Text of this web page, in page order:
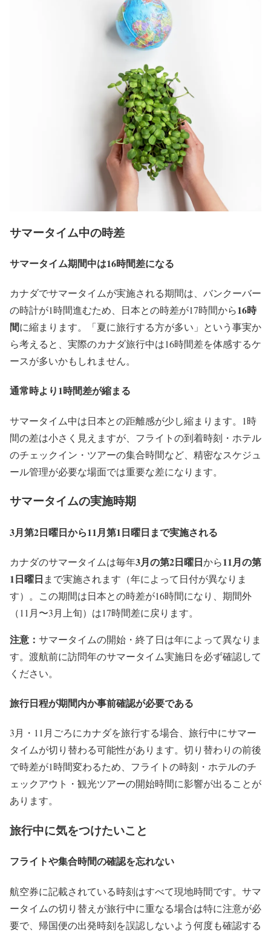
サマータイム中の時差
サマータイム期間中は16時間差になる
カナダでサマータイムが実施される期間は、バンクーバー
の時計が1時間進むため、日本との時差が17時間から16時
間に縮まります。「夏に旅行する方が多い」という事実か
ら考えると、実際のカナダ旅行中は16時間差を体感するケ
ースが多いかもしれません。
通常時より1時間差が縮まる
サマータイム中は日本との距離感が少し縮まります。1時
間の差は小さく見えますが、フライトの到着時刻・ホテル
のチェックイン・ツアーの集合時間など、精密なスケジュ
ール管理が必要な場面では重要な差になります。
サマータイムの実施時期
3月第2日曜日から11月第1日曜日まで実施される
カナダのサマータイムは毎年3月の第2日曜日から11月の第
1日曜日 まで実施されます（年によって日付が異なりま
す）。この期間は日本との時差が16時間になり、期間外
（11月〜3月上旬）は17時間差に戻ります。
注意： サマータイムの開始・終了日は年によって異なりま
す。渡航前に訪問年のサマータイム実施日を必ず確認して
ください。
旅行日程が期間内か事前確認が必要である
3月・11月ごろにカナダを旅行する場合、旅行中にサマー
タイムが切り替わる可能性があります。切り替わりの前後
で時差が1時間変わるため、フライトの時刻・ホテルのチ
ェックアウト・観光ツアーの開始時間に影響が出ることが
あります。
旅行中に気をつけたいこと
フライトや集合時間の確認を忘れない
航空券に記載されている時刻はすべて現地時間です。サマ
ータイムの切り替えが旅行中に重なる場合は特に注意が必
要で、帰国便の出発時刻を誤認しないよう何度も確認する